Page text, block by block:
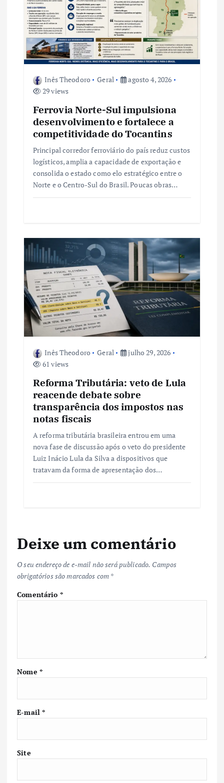
Inês Theodoro Geral
agosto 4, 2026
29 views
Ferrovia Norte-Sul impulsiona
desenvolvimento e fortalece a
competitividade do Tocantins
Principal corredor ferroviário do país reduz custos
logísticos, amplia a capacidade de exportação e
consolida o estado como elo estratégico entre o
Norte e o Centro-Sul do Brasil. Poucas obras…
Inês Theodoro Geral
julho 29, 2026
61 views
Reforma Tributária: veto de Lula
reacende debate sobre
transparência dos impostos nas
notas fiscais
A reforma tributária brasileira entrou em uma
nova fase de discussão após o veto do presidente
Luiz Inácio Lula da Silva a dispositivos que
tratavam da forma de apresentação dos…
Deixe um comentário
O seu endereço de e-mail não será publicado. Campos
obrigatórios são marcados com *
Comentário *
Nome *
E-mail*
Site